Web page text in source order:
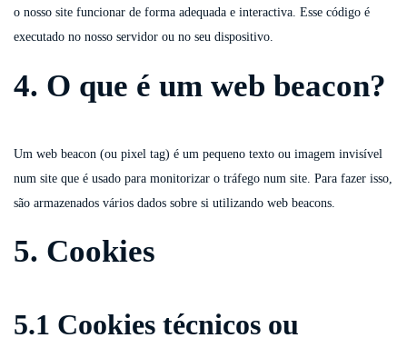
o nosso site funcionar de forma adequada e interactiva. Esse código é
executado no nosso servidor ou no seu dispositivo.
4. O que é um web beacon?
Um web beacon (ou pixel tag) é um pequeno texto ou imagem invisível
num site que é usado para monitorizar o tráfego num site. Para fazer isso,
são armazenados vários dados sobre si utilizando web beacons.
5. Cookies
5.1 Cookies técnicos ou